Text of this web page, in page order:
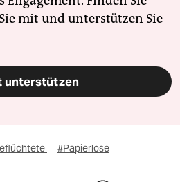
mit und unterstützen Sie
unterstützen
#Papierlose